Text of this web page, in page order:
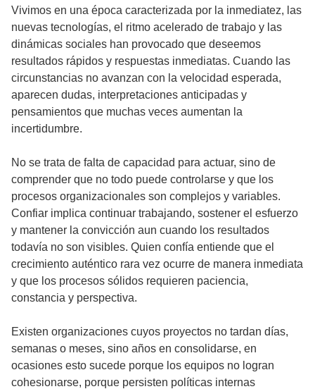
Vivimos en una época caracterizada por la inmediatez, las
nuevas tecnologías, el ritmo acelerado de trabajo y las
dinámicas sociales han provocado que deseemos
resultados rápidos y respuestas inmediatas. Cuando las
circunstancias no avanzan con la velocidad esperada,
aparecen dudas, interpretaciones anticipadas y
pensamientos que muchas veces aumentan la
incertidumbre.
No se trata de falta de capacidad para actuar, sino de
comprender que no todo puede controlarse y que los
procesos organizacionales son complejos y variables.
Confiar implica continuar trabajando, sostener el esfuerzo
y mantener la convicción aun cuando los resultados
todavía no son visibles. Quien confía entiende que el
crecimiento auténtico rara vez ocurre de manera inmediata
y que los procesos sólidos requieren paciencia,
constancia y perspectiva.
Existen organizaciones cuyos proyectos no tardan días,
semanas o meses, sino años en consolidarse, en
ocasiones esto sucede porque los equipos no logran
cohesionarse, porque persisten políticas internas